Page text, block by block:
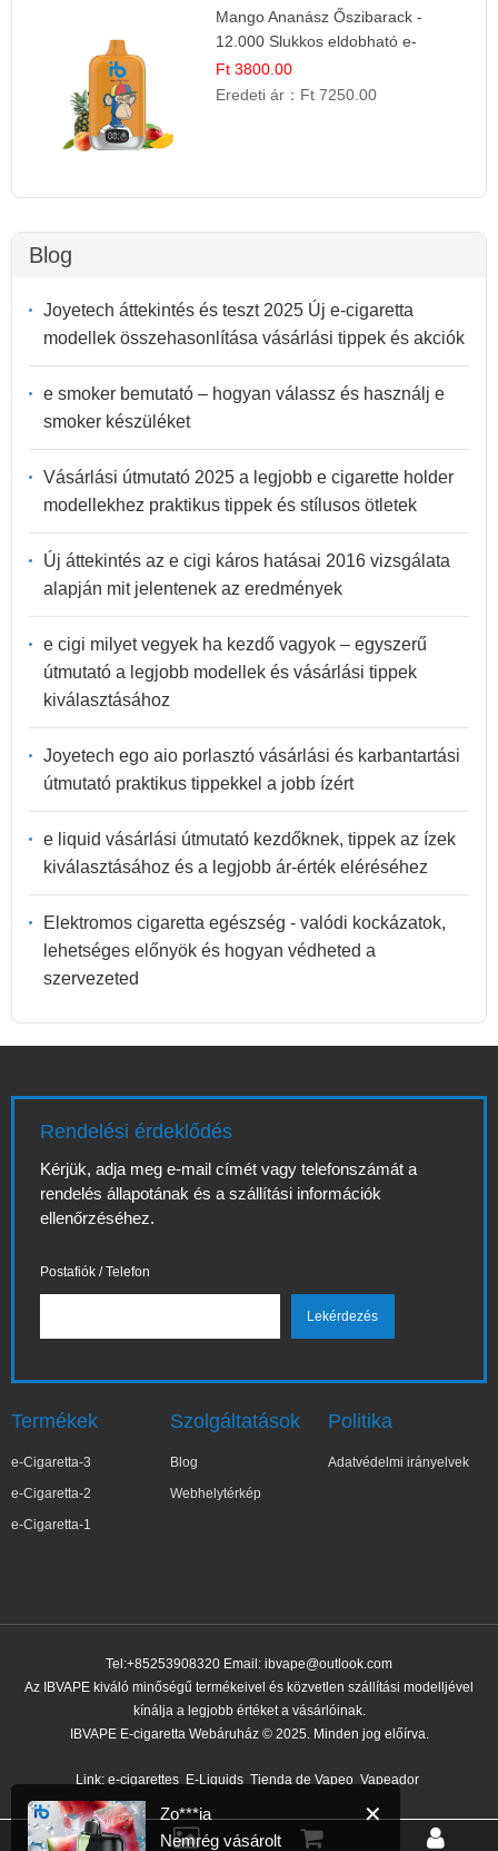
Mango Ananász Őszibarack -
12.000 Slukkos eldobható e-
Cigaretta
Ft 3800.00
Eredeti ár： Ft 7250.00
Blog
Joyetech áttekintés és teszt 2025 Új e-cigaretta
modellek összehasonlítása vásárlási tippek és akciók
e smoker bemutató – hogyan válassz és használj e
smoker készüléket
Vásárlási útmutató 2025 a legjobb e cigarette holder
modellekhez praktikus tippek és stílusos ötletek
Új áttekintés az e cigi káros hatásai 2016 vizsgálata
alapján mit jelentenek az eredmények
e cigi milyet vegyek ha kezdő vagyok – egyszerű
útmutató a legjobb modellek és vásárlási tippek
kiválasztásához
Joyetech ego aio porlasztó vásárlási és karbantartási
útmutató praktikus tippekkel a jobb ízért
e liquid vásárlási útmutató kezdőknek, tippek az ízek
kiválasztásához és a legjobb ár-érték eléréséhez
Elektromos cigaretta egészség - valódi kockázatok,
lehetséges előnyök és hogyan védheted a
szervezeted
Rendelési érdeklődés
Kérjük, adja meg e-mail címét vagy telefonszámát a
rendelés állapotának és a szállítási információk
ellenőrzéséhez.
Postafiók / Telefon
Termékek
e-Cigaretta-3
e-Cigaretta-2
e-Cigaretta-1
Szolgáltatások
Blog
Webhelytérkép
Politika
Adatvédelmi irányelvek
Tel:+85253908320 Email: ibvape@outlook.com
Az IBVAPE kiváló minőségű termékeivel és közvetlen szállítási modelljével
kínálja a legjobb értéket a vásárlóinak.
IBVAPE E-cigaretta Webáruház © 2025. Minden jog előírva.
Link: e-cigarettes E-Liquids Tienda de Vapeo Vapeador
✕
Zo***ia
15 perccel ezelőtt